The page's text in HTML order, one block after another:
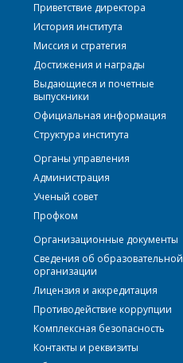
Приветствие директора
История института
Миссия и стратегия
Достижения и награды
Выдающиеся и почетные
выпускники
Официальная информация
Структура института
Органы управления
Администрация
Ученый совет
Профком
Организационные документы
Сведения об образовательной
организации
Лицензия и аккредитация
Противодействие коррупции
Комплексная безопасность
Контакты и реквизиты